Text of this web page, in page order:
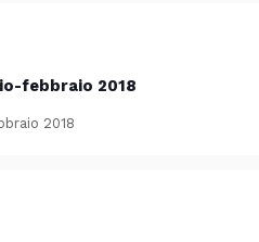
febbraio 2018
2018